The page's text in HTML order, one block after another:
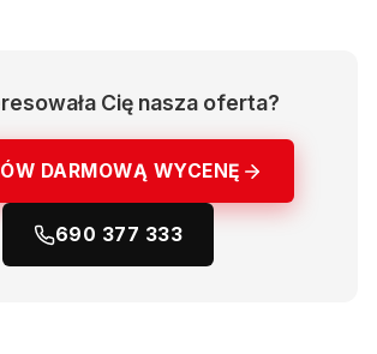
Cię nasza oferta?
DARMOWĄ WYCENĘ
690 377 333